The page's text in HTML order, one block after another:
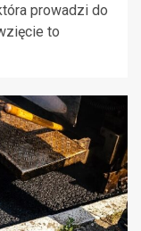
prowadzi do
to